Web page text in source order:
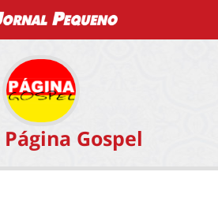
Página Gospel